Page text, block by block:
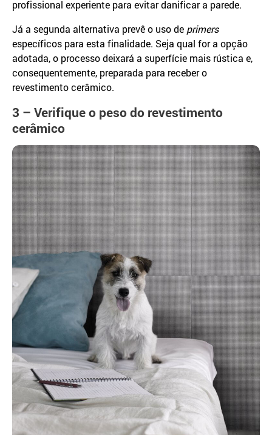
profissional experiente para evitar danificar a parede.
Já a segunda alternativa prevê o uso de primers
específicos para esta finalidade. Seja qual for a opção
adotada, o processo deixará a superfície mais rústica e,
consequentemente, preparada para receber o
revestimento cerâmico.
3 – Verifique o peso do revestimento
cerâmico